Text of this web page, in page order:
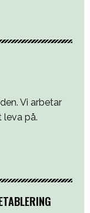
Vi arbetar
leva på.